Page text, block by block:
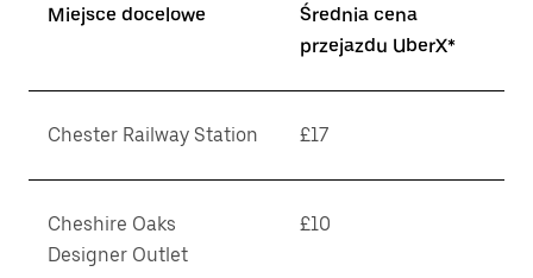
Miejsce docelowe
Średnia cena
przejazdu UberX*
Chester Railway Station £17
Cheshire Oaks
Designer Outlet
£10